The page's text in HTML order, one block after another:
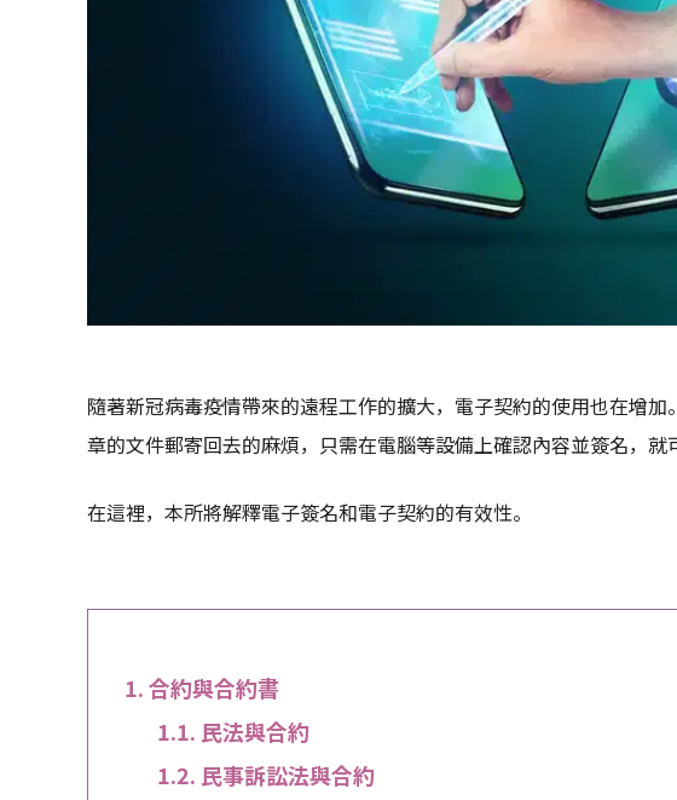
隨著新冠病毒疫情帶來的遠程工作的擴大，電子契約的使用也在增
章的文件郵寄回去的麻煩，只需在電腦等設備上確認內容並簽名，就
在這裡，本所將解釋電子簽名和電子契約的有效性。
合約與合約書
民法與合約
民事訴訟法與合約